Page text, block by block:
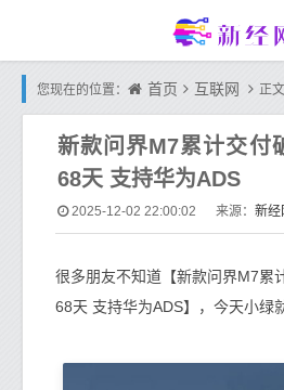
您现在的位置： 首页 互联网 正文
新款问界M7累计交付
68天 支持华为ADS
2025-12-02 22:00:02 来源： 新经
很多朋友不知道【新款问界M7累
68天 支持华为ADS】，今天小绿